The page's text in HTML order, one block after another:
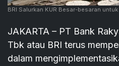
BRI Salurkan KUR Besar-besaran
JAKARTA – PT Bank
Tbk atau BRI terus
dalam